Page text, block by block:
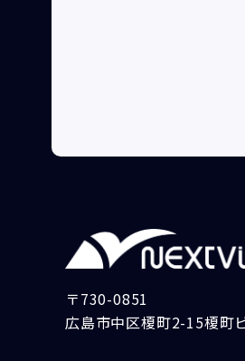
〒730-0851
広島市中区榎町2-15榎町